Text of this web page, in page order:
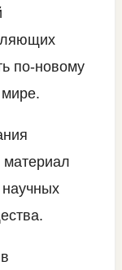
по-новому
материал